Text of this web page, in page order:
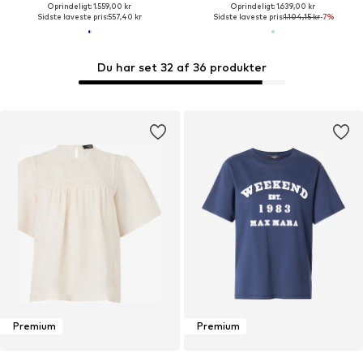
Oprindeligt: 1.559,00 kr
Sidste laveste pris:557,40 kr
Oprindeligt: 1.639,00 kr
Sidste laveste pris:1.104,15 kr-7%
Premium Premium
Du har set 32 af 36 produkter